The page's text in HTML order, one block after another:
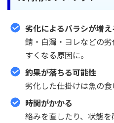
劣化によるバラシが増え
錆・白濁・ヨレなどの
すくなる原因に。
釣果が落ちる可能性
劣化した仕掛けは魚の食
時間がかかる
絡みを直したり、状態